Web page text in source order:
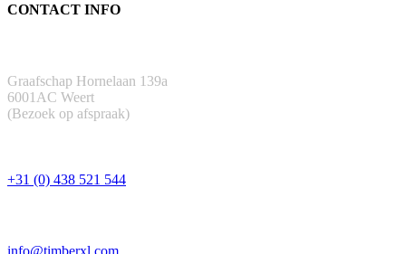
CONTACT INFO
Graafschap Hornelaan 139a
6001AC Weert
(Bezoek op afspraak)
+31 (0) 438 521 544
info@timberxl.com